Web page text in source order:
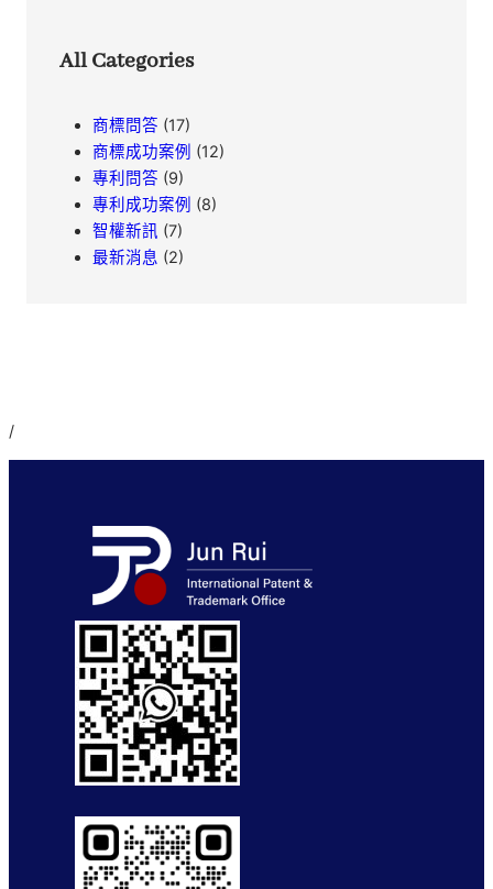
All Categories
商標問答 (17)
商標成功案例 (12)
專利問答 (9)
專利成功案例 (8)
智權新訊 (7)
最新消息 (2)
/